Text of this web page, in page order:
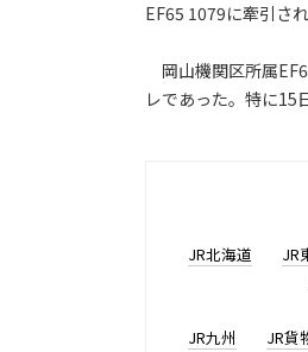
EF65 1079に牽引さ
岡山機関区所属
レであった。特に15
JR北海道 JR
JR九州 JR貨